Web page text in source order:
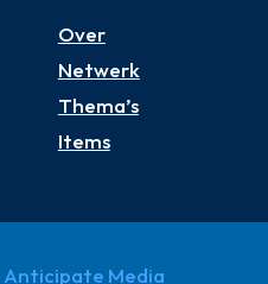
Over
Netwerk
Thema’s
Items
Anticipate Media